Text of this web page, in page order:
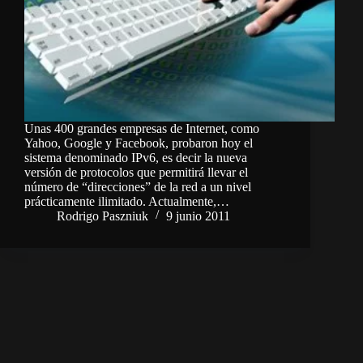
Unas 400 grandes empresas de Internet, como
Yahoo, Google y Facebook, probaron hoy el
sistema denominado IPv6, es decir la nueva
versión de protocolos que permitirá llevar el
número de “direcciones” de la red a un nivel
prácticamente ilimitado. Actualmente,…
Rodrigo Paszniuk
9 junio 2011